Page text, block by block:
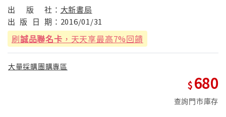
出 版 社： 大新書局
出 版 日 期： 2016/01/31
刷誠品聯名卡 ，天天享最高7%回饋
大量採購團購專區
680
查詢門市庫存